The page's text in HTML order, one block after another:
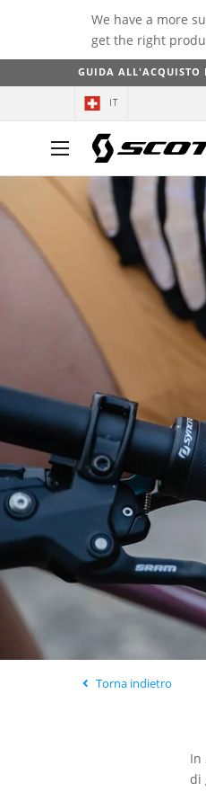
We have a more
get the right
GUIDA ALL'ACQUISTO
IT
Torna indietro
In
di